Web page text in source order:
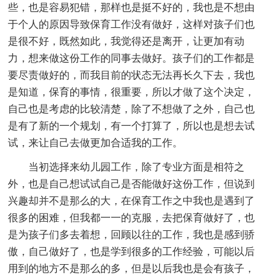
些，也是容易犯错，那样也是挺不好的，我也是不想由
于个人的原因导致保育工作没有做好，这样对孩子们也
是很不好，既然如此，我觉得还是离开，让更加有动
力，想来做这份工作的同事去做好。孩子们的工作都是
要尽责做好的，而我目前的状态无法再长久下去，我也
是知道，保育的事情，很重要，所以才做了这个决定，
自己也是考虑的比较清楚，除了不想做了之外，自己也
是有了新的一个规划，有一个打算了，所以也是想去试
试，来让自己去做更加合适我的工作。
当初选择来幼儿园工作，除了专业方面是相符之
外，也是自己想试试自己是否能做好这份工作，但说到
兴趣却并不是那么的大，在保育工作之中我也是遇到了
很多的困难，但我都一一的克服，去把保育做好了，也
是为孩子们多去着想，回顾以往的工作，我也是感到骄
傲，自己做好了，也是学到很多的工作经验，可能以后
用到的地方不是那么的多，但是以后我也是会有孩子，